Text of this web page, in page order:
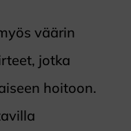
väärin
jotka
hoitoon.